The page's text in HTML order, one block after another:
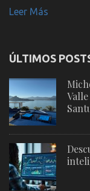
Leer Más
ÚLTIMOS